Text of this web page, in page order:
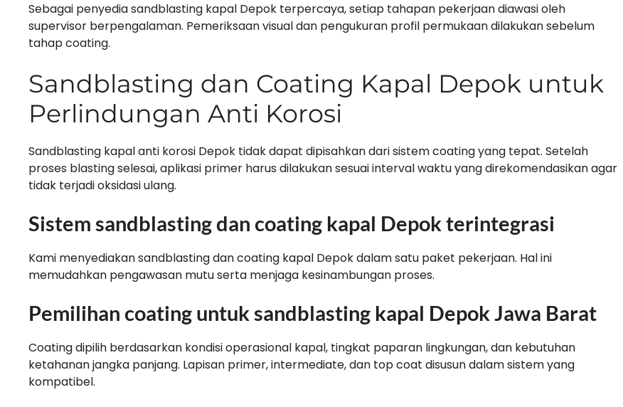
Sebagai penyedia sandblasting kapal Depok terpercaya, setiap tahapan pekerjaan diawasi oleh
supervisor berpengalaman. Pemeriksaan visual dan pengukuran profil permukaan dilakukan sebelum
tahap coating.
Sandblasting dan Coating Kapal Depok untuk
Perlindungan Anti Korosi
Sandblasting kapal anti korosi Depok tidak dapat dipisahkan dari sistem coating yang tepat. Setelah
proses blasting selesai, aplikasi primer harus dilakukan sesuai interval waktu yang direkomendasikan agar
tidak terjadi oksidasi ulang.
Sistem sandblasting dan coating kapal Depok terintegrasi
Kami menyediakan sandblasting dan coating kapal Depok dalam satu paket pekerjaan. Hal ini
memudahkan pengawasan mutu serta menjaga kesinambungan proses.
Pemilihan coating untuk sandblasting kapal Depok Jawa Barat
Coating dipilih berdasarkan kondisi operasional kapal, tingkat paparan lingkungan, dan kebutuhan
ketahanan jangka panjang. Lapisan primer, intermediate, dan top coat disusun dalam sistem yang
kompatibel.